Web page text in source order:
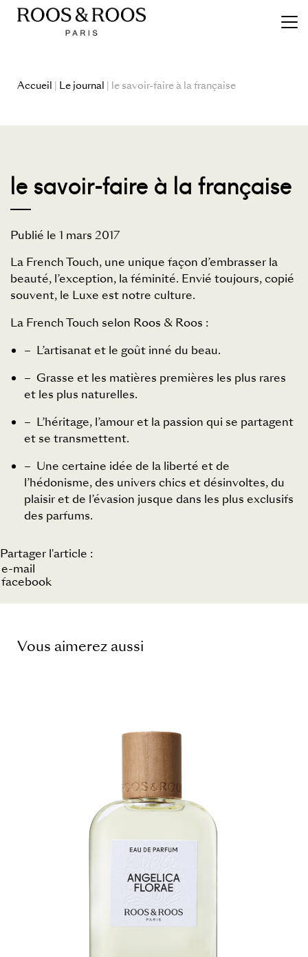
Accueil | Le journal | le savoir-faire à la française
le savoir-faire à la française
Publié le 1 mars 2017
La French Touch, une unique façon d’embrasser la
beauté, l’exception, la féminité. Envié toujours, copié
souvent, le Luxe est notre culture.
La French Touch selon Roos & Roos :
– L’artisanat et le goût inné du beau.
– Grasse et les matières premières les plus rares
et les plus naturelles.
– L’héritage, l’amour et la passion qui se partagent
et se transmettent.
– Une certaine idée de la liberté et de
l’hédonisme, des univers chics et désinvoltes, du
plaisir et de l’évasion jusque dans les plus exclusifs
des parfums.
Partager l'article :
e-mail
facebook
Vous aimerez aussi